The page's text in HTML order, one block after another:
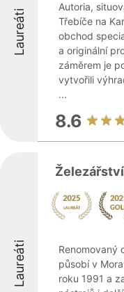
Laureáti
Autoria,
Třebíče na
obchod
a originální
záměrem je
vytvořili
...
8.6
Laureáti
Renomovaný
působí v
roku 1991 a